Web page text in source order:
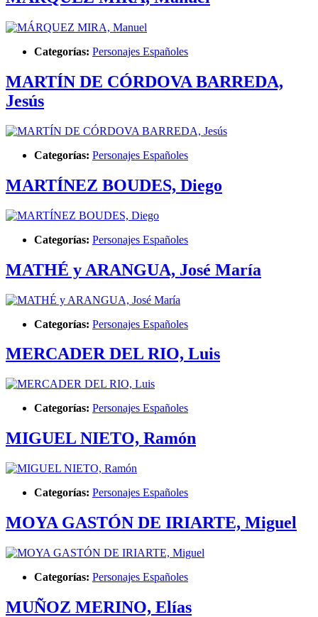
Categorías: Personajes Españoles
MARTÍN DE CÓRDOVA BARREDA,
Jesús
Categorías: Personajes Españoles
MARTÍNEZ BOUDES, Diego
Categorías: Personajes Españoles
MATHÉ y ARANGUA, José María
Categorías: Personajes Españoles
MERCADER DEL RIO, Luis
Categorías: Personajes Españoles
MIGUEL NIETO, Ramón
Categorías: Personajes Españoles
MOYA GASTÓN DE IRIARTE, Miguel
Categorías: Personajes Españoles
MUÑOZ MERINO, Elías